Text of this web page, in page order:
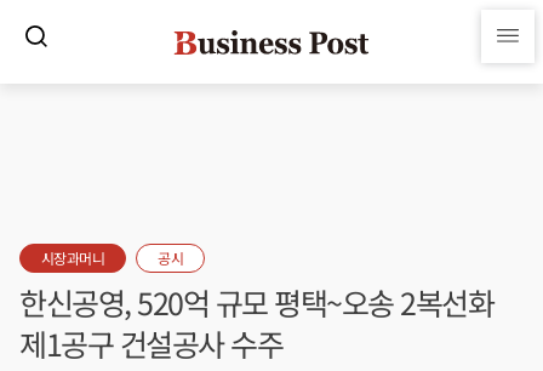
시장과머니 공시
한신공영, 520억 규모 평택~오송 2복선화
제1공구 건설공사 수주